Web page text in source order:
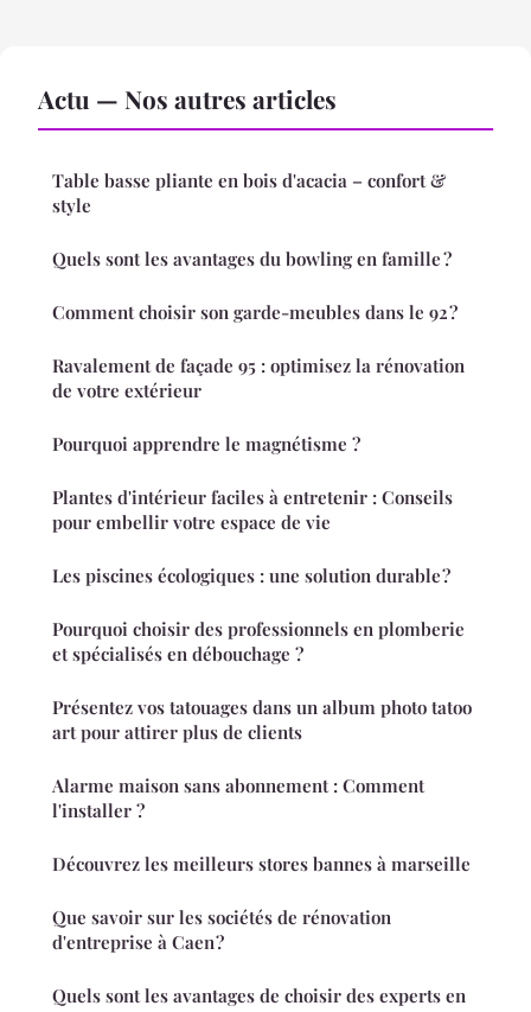
Actu — Nos autres articles
Table basse pliante en bois d'acacia – confort &
style
Quels sont les avantages du bowling en famille ?
Comment choisir son garde-meubles dans le 92 ?
Ravalement de façade 95 : optimisez la rénovation
de votre extérieur
Pourquoi apprendre le magnétisme ?
Plantes d'intérieur faciles à entretenir : Conseils
pour embellir votre espace de vie
Les piscines écologiques : une solution durable ?
Pourquoi choisir des professionnels en plomberie
et spécialisés en débouchage ?
Présentez vos tatouages dans un album photo tatoo
art pour attirer plus de clients
Alarme maison sans abonnement : Comment
l'installer ?
Découvrez les meilleurs stores bannes à marseille
Que savoir sur les sociétés de rénovation
d'entreprise à Caen ?
Quels sont les avantages de choisir des experts en